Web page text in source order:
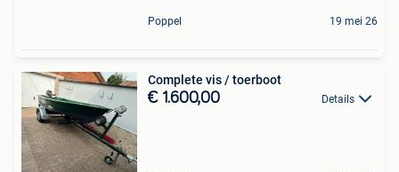
Poppel 19 mei 26
Complete vis / toerboot
€ 1.600,00 Details